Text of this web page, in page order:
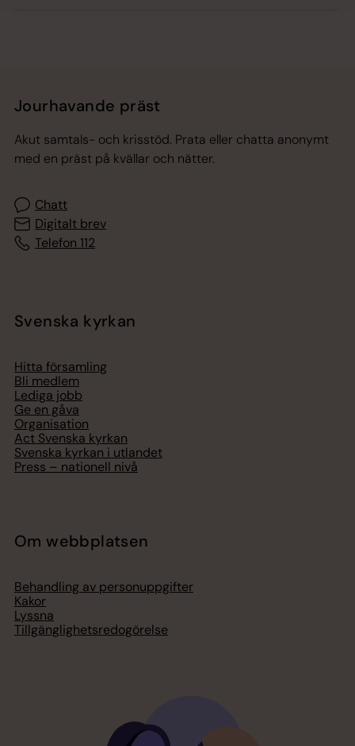
Jourhavande präst
Akut samtals- och krisstöd. Prata eller chatta anonymt
med en präst på kvällar och nätter.
Chatt
Digitalt brev
Telefon 112
Svenska kyrkan
Hitta församling
Bli medlem
Lediga jobb
Ge en gåva
Organisation
Act Svenska kyrkan
Svenska kyrkan i utlandet
Press – nationell nivå
Om webbplatsen
Behandling av personuppgifter
Kakor
Lyssna
Tillgänglighetsredogörelse